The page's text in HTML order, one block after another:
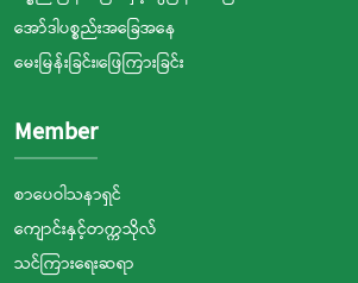
အော်ဒါပစ္စည်းအခြေအနေ
မေးမြန်းခြင်း၊ဖြေကြားခြင်း
Member
စာပေဝါသနာရှင်
ကျောင်းနှင့်တက္ကသိုလ်
သင်ကြားရေးဆရာ